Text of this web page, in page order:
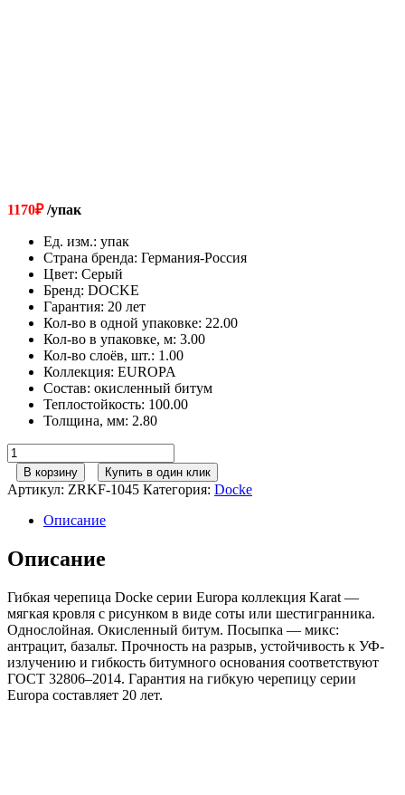
1170₽/упак
Ед. изм.: упак
Страна бренда: Германия-Россия
Цвет: Серый
Бренд: DOCKE
Гарантия: 20 лет
Кол-во в одной упаковке: 22.00
Кол-во в упаковке, м: 3.00
Кол-во слоёв, шт.: 1.00
Коллекция: EUROPA
Состав: окисленный битум
Теплостойкость: 100.00
Толщина, мм: 2.80
Количество
товара
Гибкая
черепица
Döcke
EUROPA/
KARAT/
(3м2)
В корзину Купить в один клик
Артикул: ZRKF-1045 Категория: Docke
Описание
Описание
Гибкая черепица Docke серии Europa коллекция Karat —
мягкая кровля с рисунком в виде соты или шестигранника.
Однослойная. Окисленный битум. Посыпка — микс:
антрацит, базальт. Прочность на разрыв, устойчивость к УФ-
излучению и гибкость битумного основания соответствуют
ГОСТ 32806–2014. Гарантия на гибкую черепицу серии
Europa составляет 20 лет.